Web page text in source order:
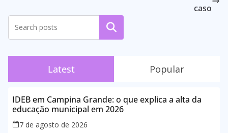
caso
Pesquisar
Latest Popular
IDEB em Campina Grande: o que explica a alta da
educação municipal em 2026
7 de agosto de 2026